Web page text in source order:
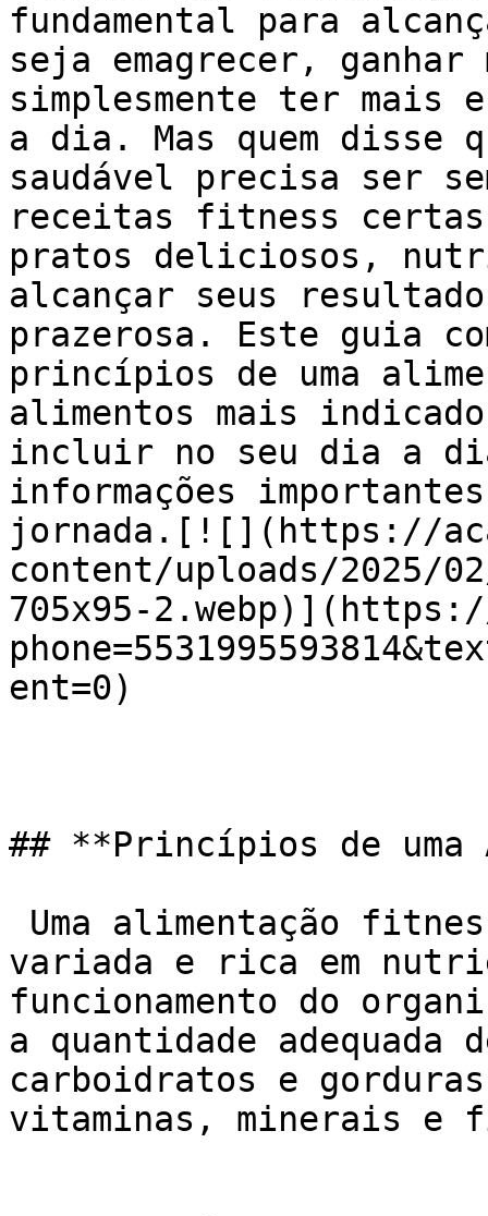
fundamental para
seja emagrecer, ganhar
simplesmente ter mais
a dia. Mas quem disse
saudável precisa ser
receitas fitness
pratos deliciosos,
alcançar seus
prazerosa. Este guia
princípios de uma
alimentos mais
incluir no seu dia a
informações
jornada.[![](https://
content/uploads/2025/
705x95-
ent=0)
## **Princípios de uma
variada e rica em
funcionamento do
a quantidade
carboidratos e
vitaminas, minerais e